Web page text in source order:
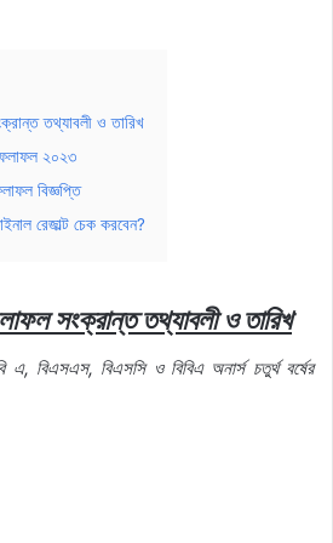
তথ্যাবলী ও তারিখ
ফলাফল ২০২৩
বিজ্ঞপ্তি
রেজাল্ট চেক করবেন?
সংক্রান্ততথ্যাবলী ও তারিখ
এ, বিএসএস, বিএসসি ও বিবিএ অনার্স চতুর্থ বর্ষের